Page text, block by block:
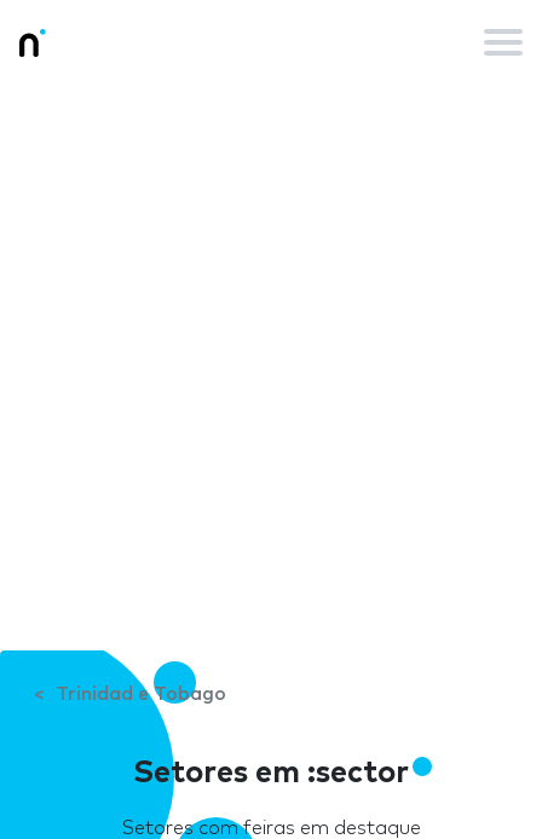
Trinidad e Tobago
Setores em :sector
Setores com feiras em destaque